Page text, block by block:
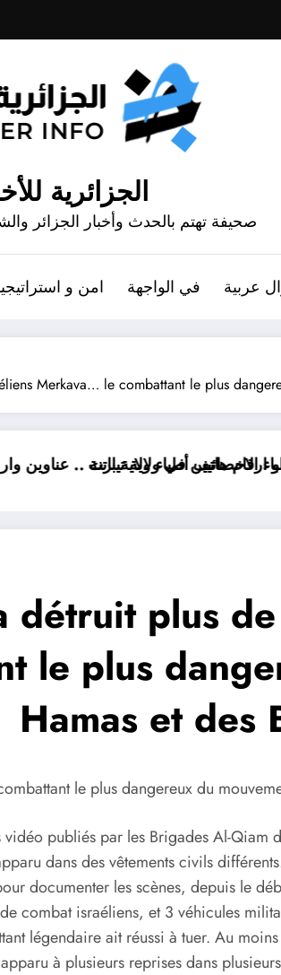
الجزائرية
صحيفة تهتم بالحدث وأخبار الجزائر
عربية في الواجهة امن و
Merkava… le combattant le plus
تيارت
باتنة .. عناوين وارقام هاتف أطباء
المديرية
détruit plus
le plus
Hamas et des
le plus dangereux du
publiés par les Brigades Al-Qiam
dans des vêtements civils
documenter les scènes, depuis le
combat israéliens, et 3 véhicules
légendaire ait réussi à tuer. Au
à plusieurs reprises dans